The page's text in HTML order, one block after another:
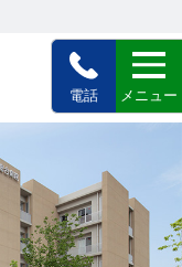
電話 メニュー